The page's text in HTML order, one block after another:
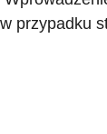
w przypadku